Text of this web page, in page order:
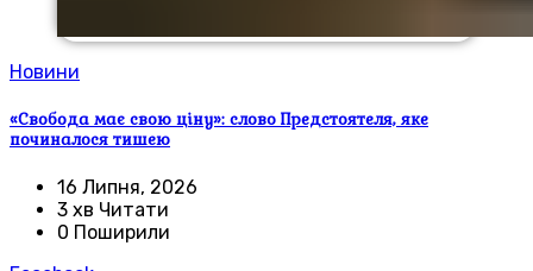
Новини
«Свобода має свою ціну»: слово Предстоятеля, яке
починалося тишею
16 Липня, 2026
3 хв Читати
0 Поширили